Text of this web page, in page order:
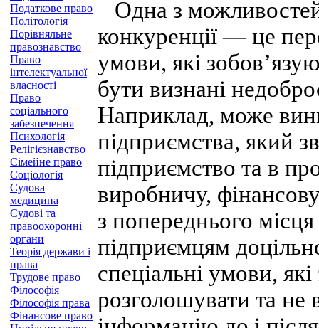
Податкове право
Політологія
Порівняльне
правознавство
Право
інтелектуальної
власності
Право
соціального
забезпечення
Психологія
Релігієзнавство
Сімейне право
Соціологія
Судова
медицина
Судові та
правоохоронні
органи
Теорія держави і
права
Трудове право
Філософія
Філософія права
Фінансове право
Одна з можливостей
конкуренції — це
умови, які
бути визнані
Наприклад, може
підприємства, який
підприємство та в
виробничу,
з попереднього
підприємцям
спеціальні умови,
розголошувати та не